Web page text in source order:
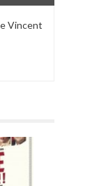
Vincent